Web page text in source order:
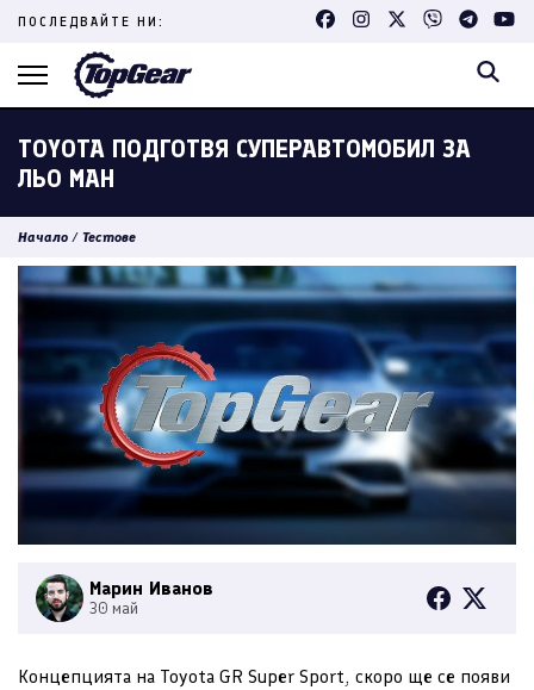
Skip
content
ПОСЛЕДВАЙТЕ НИ:
TOYOTA ПОДГОТВЯ СУПЕРАВТОМОБИЛ ЗА
ЛЬО МАН
Начало / Тестове
Марин Иванов
30 май
Концепцията на Toyota GR Super Sport, скоро ще се появи